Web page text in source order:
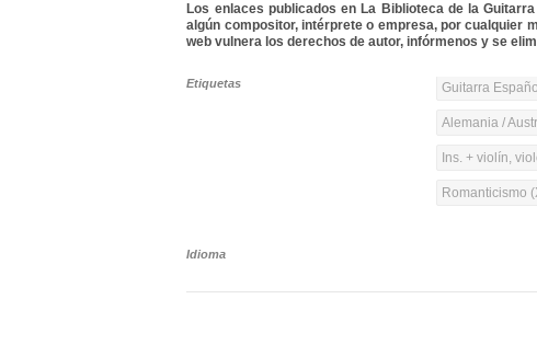
Los enlaces publicados en La Biblioteca de la
algún compositor, intérprete o empresa, por cualquier
web vulnera los derechos de autor, infórmenos y se
Etiquetas Guitarra
Alemania /
Ins. + violín,
Romanticismo
Idioma